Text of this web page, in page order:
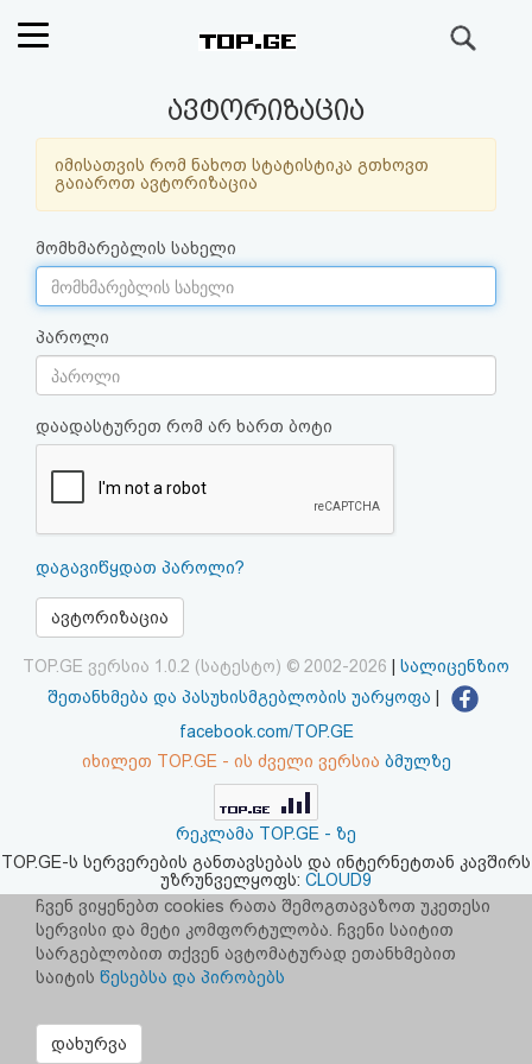
ფოსტა
კითხვა-
პასუხი
ავტორიზაცია
რეგისტრაცია
პაროლის
HTML
კოდი
შეთანხმება
პასუხისმგებლობის
უარყოფა
ავტორიზაცია
იმისათვის რომ ნახოთ სტატისტიკა გთხოვთ
გაიაროთ ავტორიზაცია
მომხმარებლის სახელი
პაროლი
დაადასტურეთ რომ არ ხართ ბოტი
დაგავიწყდათ პაროლი?
ავტორიზაცია
TOP.GE ვერსია 1.0.2 (სატესტო) © 2002-2026
სალიცენზიო
შეთანხმება და პასუხისმგებლობის უარყოფა
facebook.com/TOP.GE
იხილეთ TOP.GE - ის ძველი ვერსია ბმულზე
რეკლამა TOP.GE - ზე
TOP.GE-ს სერვერების განთავსებას და ინტერნეტთან კავშირს
უზრუნველყოფს: CLOUD9
ჩვენ ვიყენებთ cookies რათა შემოგთავაზოთ უკეთესი
სერვისი და მეტი კომფორტულობა. ჩვენი საიტით
სარგებლობით თქვენ ავტომატურად ეთანხმებით
საიტის წესებსა და პირობებს
დახურვა